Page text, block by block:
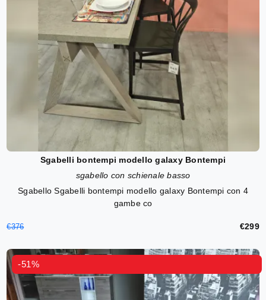
Sgabelli bontempi modello galaxy Bontempi
sgabello con schienale basso
Sgabello Sgabelli bontempi modello galaxy Bontempi con 4
gambe co
€376 €299
-51%